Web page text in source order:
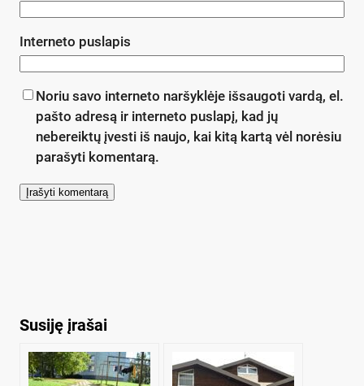
Interneto puslapis
Noriu savo interneto naršyklėje išsaugoti vardą, el.
pašto adresą ir interneto puslapį, kad jų
nebereiktų įvesti iš naujo, kai kitą kartą vėl norėsiu
parašyti komentarą.
Susiję įrašai